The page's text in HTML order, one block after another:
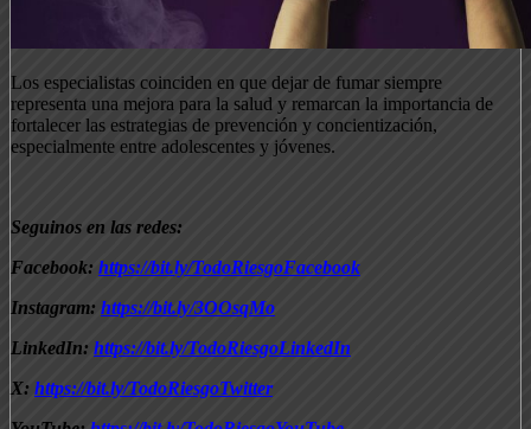
Los especialistas coinciden en que dejar de fumar siempre
representa una mejora para la salud y remarcan la importancia de
fortalecer las estrategias de prevención y concientización,
especialmente entre adolescentes y jóvenes.
Seguinos en las redes:
Facebook: https://bit.ly/TodoRiesgoFacebook
Instagram: https://bit.ly/3OOsqMo
LinkedIn: https://bit.ly/TodoRiesgoLinkedIn
X: https://bit.ly/TodoRiesgoTwitter